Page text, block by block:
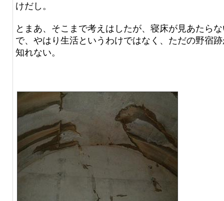
けだし。
とまあ、そこまで考えはしたが、寝床が見あたら
で、やはり生活というわけではなく、ただの野宿
知れない。